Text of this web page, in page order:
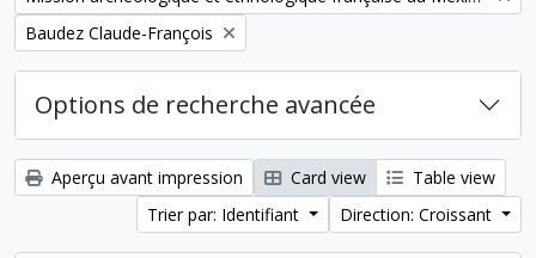
Remove filter:
Baudez Claude-François
Options de recherche avancée
Aperçu avant impression Card view
Table view
Trier par: Identifiant
Direction: Croissant